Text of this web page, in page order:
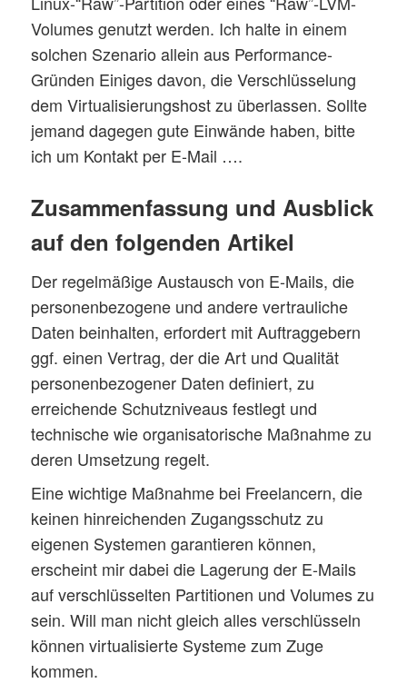
Volumes genutzt werden. Ich halte in einem
solchen Szenario allein aus Performance-
Gründen Einiges davon, die Verschlüsselung
dem Virtualisierungshost zu überlassen. Sollte
jemand dagegen gute Einwände haben, bitte
ich um Kontakt per E-Mail ….
Zusammenfassung und Ausblick
auf den folgenden Artikel
Der regelmäßige Austausch von E-Mails, die
personenbezogene und andere vertrauliche
Daten beinhalten, erfordert mit Auftraggebern
ggf. einen Vertrag, der die Art und Qualität
personenbezogener Daten definiert, zu
erreichende Schutzniveaus festlegt und
technische wie organisatorische Maßnahme zu
deren Umsetzung regelt.
Eine wichtige Maßnahme bei Freelancern, die
keinen hinreichenden Zugangsschutz zu
eigenen Systemen garantieren können,
erscheint mir dabei die Lagerung der E-Mails
auf verschlüsselten Partitionen und Volumes zu
sein. Will man nicht gleich alles verschlüsseln
können virtualisierte Systeme zum Zuge
kommen.